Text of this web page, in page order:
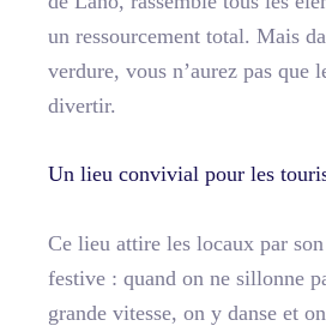
un ressourcement total. Mais
verdure, vous n’aurez pas que
divertir.
Un lieu convivial pour les
Ce lieu attire les locaux par
festive : quand on ne sillonne
grande vitesse, on y danse et